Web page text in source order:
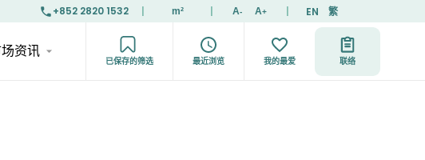
+852 2820 1532 m² A- A+ EN 繁
资讯
已保存的筛选 最近浏览 我的最爱 联络